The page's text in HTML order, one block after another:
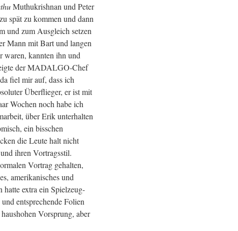
Muthukrishnan und Peter
spät zu kommen und dann
und zum Ausgleich setzen
Mann mit Bart und langen
waren, kannten ihn und
der MADALGO-Chef
fiel mir auf, dass ich
Überflieger, er ist mit
Wochen noch habe ich
über Erik unterhalten
ein bisschen
die Leute halt nicht
ihren Vortragsstil.
Vortrag gehalten,
amerikanisches und
extra ein Spielzeug-
entsprechende Folien
Vorsprung, aber